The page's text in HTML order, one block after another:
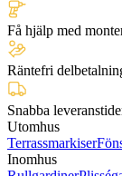
Få hjälp med
Räntefri
Snabba
Utomhus
Terrassmarkiser
Inomhus